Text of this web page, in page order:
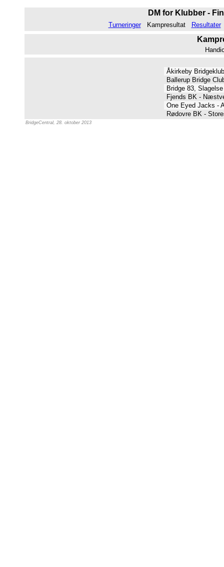
DM for Klubber -
Turneringer Kampresultat Resultater
Åkirkeby
Ballerup Bridge
Bridge 83,
Fjends BK -
One Eyed Jacks -
Rødovre BK -
BridgeCentral, 28. oktober 2013